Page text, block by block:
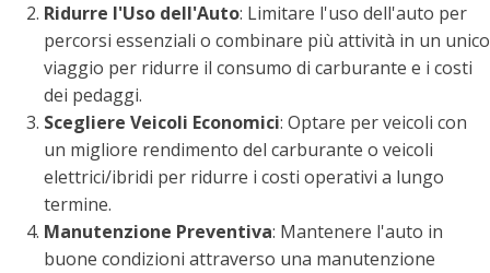
Ridurre l'Uso dell'Auto: Limitare l'uso dell'auto per
percorsi essenziali o combinare più attività in un unico
viaggio per ridurre il consumo di carburante e i costi
dei pedaggi.
Scegliere Veicoli Economici: Optare per veicoli con
un migliore rendimento del carburante o veicoli
elettrici/ibridi per ridurre i costi operativi a lungo
termine.
Manutenzione Preventiva: Mantenere l'auto in
buone condizioni attraverso una manutenzione